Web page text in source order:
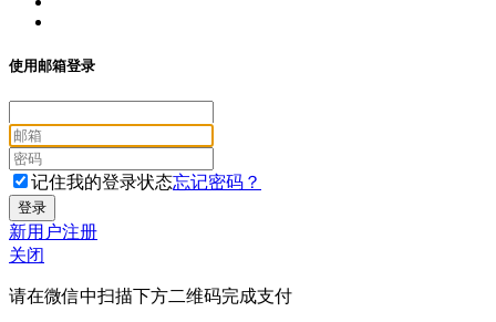
使用邮箱登录
记住我的登录状态忘记密码？
新用户注册
关闭
请在微信中扫描下方二维码完成支付